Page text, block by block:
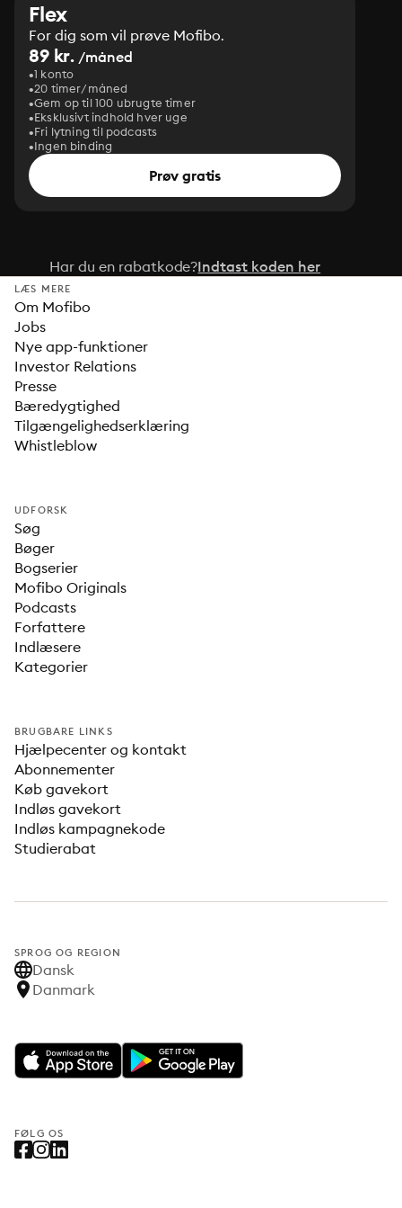
Flex
For dig som vil prøve Mofibo.
89 kr. /måned
1 konto
20 timer/måned
Gem op til 100 ubrugte timer
Eksklusivt indhold hver uge
Fri lytning til podcasts
Ingen binding
Prøv gratis
Har du en rabatkode?Indtast koden her
LÆS MERE
Om Mofibo
Jobs
Nye app-funktioner
Investor Relations
Presse
Bæredygtighed
Tilgængelighedserklæring
Whistleblow
UDFORSK
Søg
Bøger
Bogserier
Mofibo Originals
Podcasts
Forfattere
Indlæsere
Kategorier
BRUGBARE LINKS
Hjælpecenter og kontakt
Abonnementer
Køb gavekort
Indløs gavekort
Indløs kampagnekode
Studierabat
SPROG OG REGION
Dansk
Danmark
FØLG OS